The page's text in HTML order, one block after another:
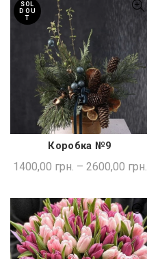
SOL
D OU
T
ШВИДКА ПОКУПКА
Коробка №9
1400,00 грн. – 2600,00 грн.